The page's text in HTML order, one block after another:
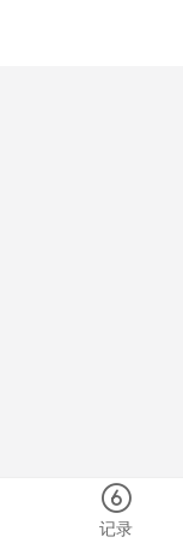
记录